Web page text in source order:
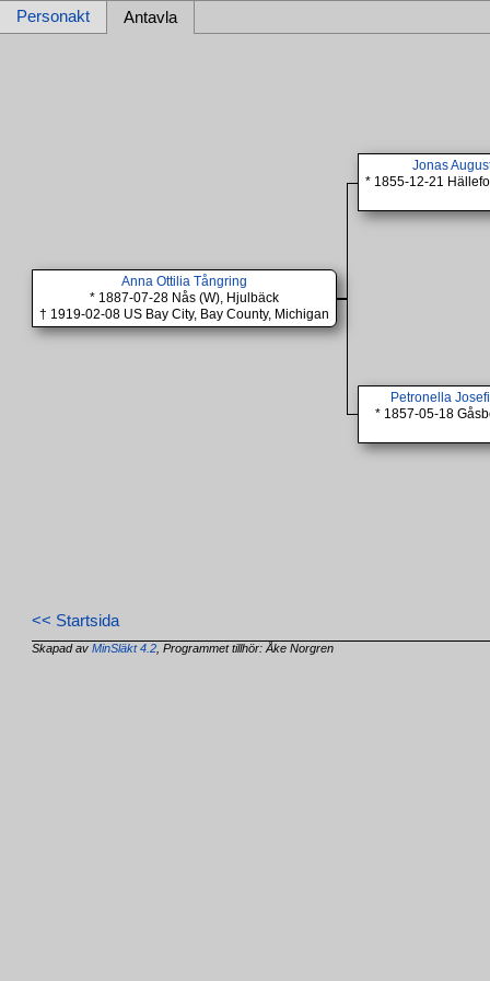
Personakt Antavla
Anna Ottilia Tångring
* 1887-07-28 Nås (W), Hjulbäck
† 1919-02-08 US Bay City, Bay County, Michigan
Jonas
* 1855-12-21
Petronella
* 1857-05-18
<< Startsida
Skapad avMinSläkt 4.2 , Programmet tillhör: Åke Norgren